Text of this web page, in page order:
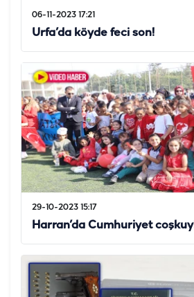
06-11-2023 17:21
Urfa’da köyde feci son!
29-10-2023 15:17
Harran’da Cumhuriyet